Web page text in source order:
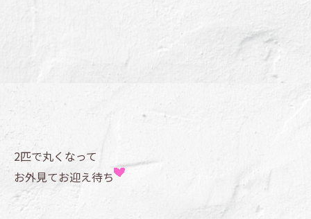
2匹で丸くなって
お外見てお迎え待ち